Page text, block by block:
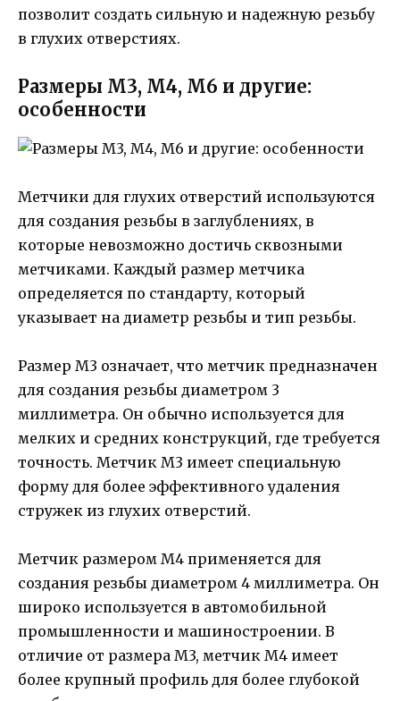
позволит создать сильную и надежную резьбу
в глухих отверстиях.
Размеры М3, М4, М6 и другие:
особенности
Метчики для глухих отверстий используются
для создания резьбы в заглублениях, в
которые невозможно достичь сквозными
метчиками. Каждый размер метчика
определяется по стандарту, который
указывает на диаметр резьбы и тип резьбы.
Размер М3 означает, что метчик предназначен
для создания резьбы диаметром 3
миллиметра. Он обычно используется для
мелких и средних конструкций, где требуется
точность. Метчик М3 имеет специальную
форму для более эффективного удаления
стружек из глухих отверстий.
Метчик размером М4 применяется для
создания резьбы диаметром 4 миллиметра. Он
широко используется в автомобильной
промышленности и машиностроении. В
отличие от размера М3, метчик М4 имеет
более крупный профиль для более глубокой